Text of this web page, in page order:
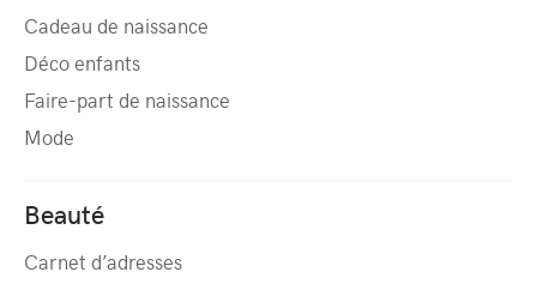
Cadeau de naissance
Déco enfants
Faire-part de naissance
Mode
Beauté
Carnet d’adresses